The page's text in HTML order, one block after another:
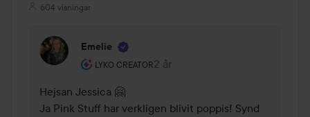
604 visningar
Emelie
LYKO CREATOR
Användarens roll: Lyko Creator.
2 år
Kommentaren lades 2 år
Hejsan Jessica 🤗
Ja Pink Stuff har verkligen blivit poppis! Synd